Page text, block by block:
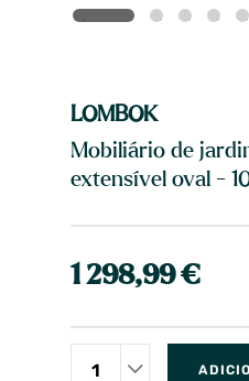
LOMBOK
Mobiliário de
extensível oval -
1 298,99 €